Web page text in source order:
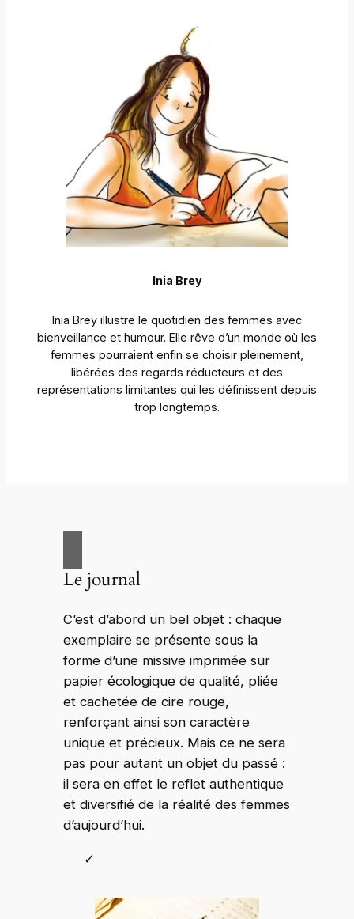
Inia Brey
Inia Brey illustre le quotidien des femmes avec
bienveillance et humour. Elle rêve d’un monde où les
femmes pourraient enfin se choisir pleinement,
libérées des regards réducteurs et des
représentations limitantes qui les définissent depuis
trop longtemps.
Le journal
C’est d’abord un bel objet : chaque
exemplaire se présente sous la
forme d’une missive imprimée sur
papier écologique de qualité, pliée
et cachetée de cire rouge,
renforçant ainsi son caractère
unique et précieux. Mais ce ne sera
pas pour autant un objet du passé :
il sera en effet le reflet authentique
et diversifié de la réalité des femmes
d’aujourd’hui.